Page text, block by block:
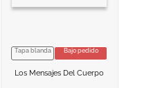
VER INFORMACION
Tapa blanda Bajo pedido
Los Mensajes Del Cuerpo